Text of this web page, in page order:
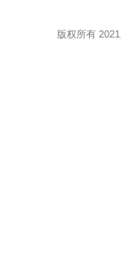
版权所有